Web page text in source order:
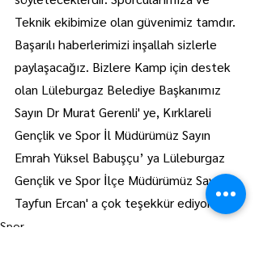
Teknik ekibimize olan güvenimiz tamdır.
Başarılı haberlerimizi inşallah sizlerle
paylaşacağız. Bizlere Kamp için destek
olan Lüleburgaz Belediye Başkanımız
Sayın Dr Murat Gerenli' ye, Kırklareli
Gençlik ve Spor İl Müdürümüz Sayın
Emrah Yüksel Babuşçu’ ya Lüleburgaz
Gençlik ve Spor İlçe Müdürümüz Sayın
Tayfun Ercan' a çok teşekkür ediyoruz.’’
Spor